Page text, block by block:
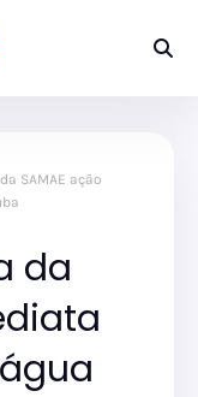
SAMAE ação
da